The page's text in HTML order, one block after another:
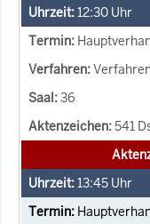
12:30 Uhr
36
541
13:45 Uhr